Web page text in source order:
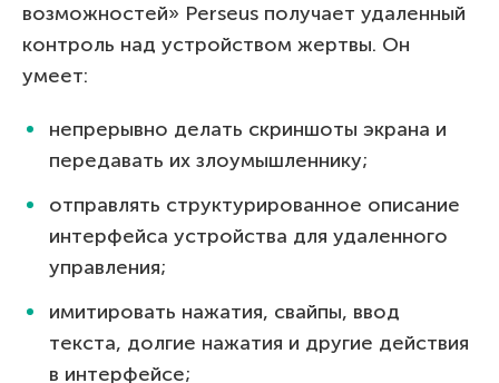
возможностей» Perseus получает удаленный
контроль над устройством жертвы. Он
умеет:
непрерывно делать скриншоты экрана и
передавать их злоумышленнику;
отправлять структурированное описание
интерфейса устройства для удаленного
управления;
имитировать нажатия, свайпы, ввод
текста, долгие нажатия и другие действия
в интерфейсе;